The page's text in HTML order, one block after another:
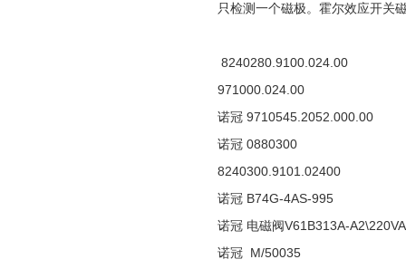
只检测一个磁极。霍尔效应开关
8240280.9100.024.00
971000.024.00
诺冠 9710545.2052.000.00
诺冠 0880300
8240300.9101.02400
诺冠 B74G-4AS-995
诺冠 电磁阀V61B313A-
诺冠 M/50035